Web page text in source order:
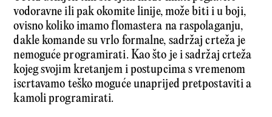
vodoravne ili pak okomite linije, može biti i u boji,
ovisno koliko imamo flomastera na raspolaganju,
dakle komande su vrlo formalne, sadržaj crteža je
nemoguće programirati. Kao što je i sadržaj crteža
kojeg svojim kretanjem i postupcima s vremenom
iscrtavamo teško moguće unaprijed pretpostaviti a
kamoli programirati.